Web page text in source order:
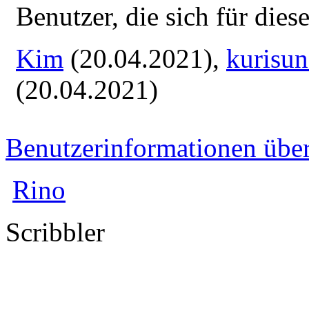
Benutzer, die sich für
Kim (20.04.2021),
(20.04.2021)
Benutzerinformationen
Rino
Scribbler